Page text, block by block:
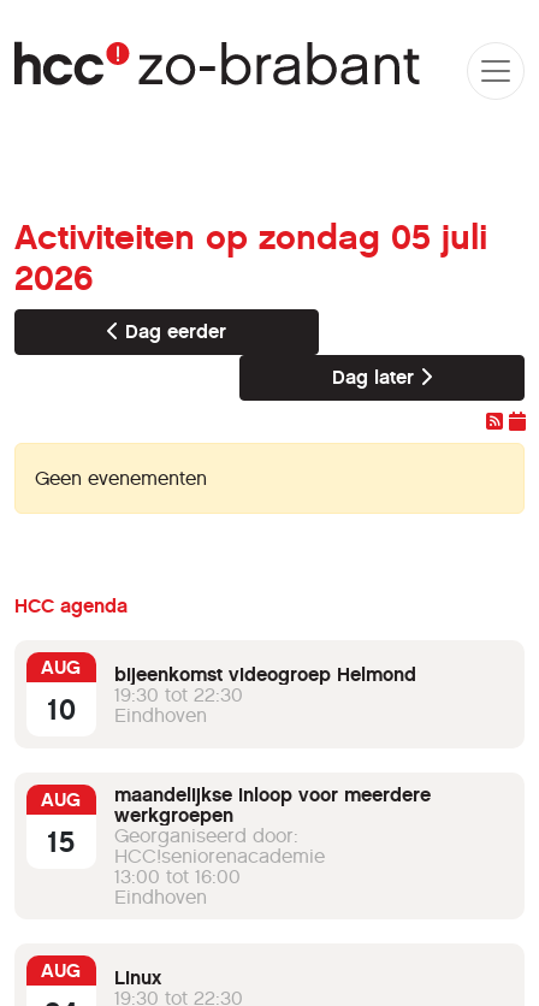
Activiteiten op zondag 05 juli
2026
Dag eerder
Dag later
Geen evenementen
HCC agenda
AUG
10
bijeenkomst videogroep Helmond
19:30 tot 22:30
Eindhoven
AUG
15
maandelijkse inloop voor meerdere
werkgroepen
Georganiseerd door:
HCC!seniorenacademie
13:00 tot 16:00
Eindhoven
AUG
Linux
19:30 tot 22:30